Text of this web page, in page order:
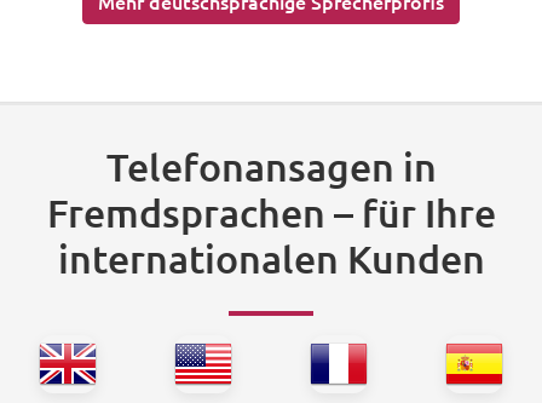
Telefonansagen in
Fremdsprachen – für Ihre
internationalen Kunden